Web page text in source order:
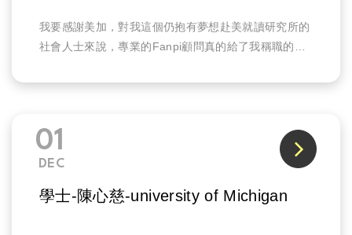
我要感謝美加，對我這個仍抱有夢想赴美就讀研究所的
社會人士來說，專業的Fanpi顧問真的給了我稱職的幫
01
DEC
學士-陳心慈-university of Michigan